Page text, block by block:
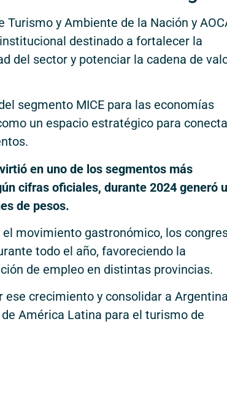
y Ambiente de la Nación y
destinado a fortalecer la
del sector y potenciar la cadena de
segmento MICE para las economías
un espacio estratégico para
en uno de los segmentos más
cifras oficiales, durante 2024 generó
de pesos.
movimiento gastronómico, los
todo el año, favoreciendo la
de empleo en distintas provincias.
crecimiento y consolidar a Argentina
América Latina para el turismo de